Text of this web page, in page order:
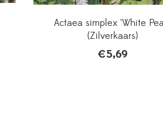
Actaea simplex ‘White
(Zilverkaars)
€5,69